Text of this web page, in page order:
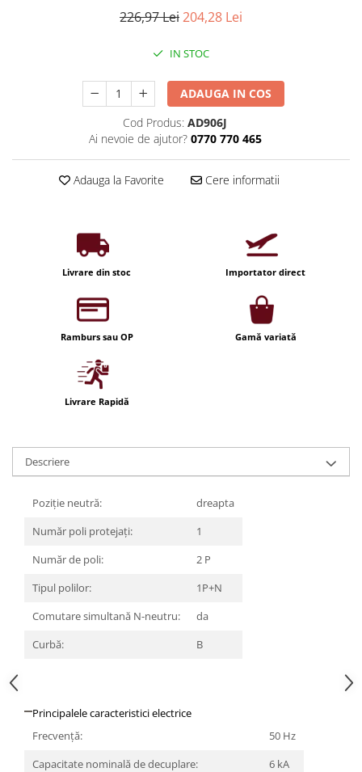
Iluminat arhitectural
Becuri LED Smart
Corpuri de emergenta
Lustre LED
Uncategorized
Iluminat festiv
Fotosenzori si Senzori de miscare
Iluminat decorativ de Craciun
226,97 Lei204,28 Lei
IN STOC
ADAUGA IN COS
Cod Produs: AD906J
Ai nevoie de ajutor? 0770 770 465
Adauga la Favorite Cere informatii
Livrare din stoc Importator direct
Ramburs sau OP Gamă variată
Livrare Rapidă
Descriere
Poziție neutră:
dreapta
Număr poli protejați:
1
Număr de poli:
2 P
Tipul polilor:
1P+N
Comutare simultană N-neutru:
da
Curbă:
B
Principalele caracteristici electrice
Frecvenţă:
50 Hz
Capacitate nominală de decuplare:
6 kA